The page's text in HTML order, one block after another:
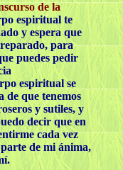
de la
espiritual te
y espera que
para
puedes pedir
espiritual se
de que tenemos
y sutiles, y
decir que en
cada vez
de mi ánima,